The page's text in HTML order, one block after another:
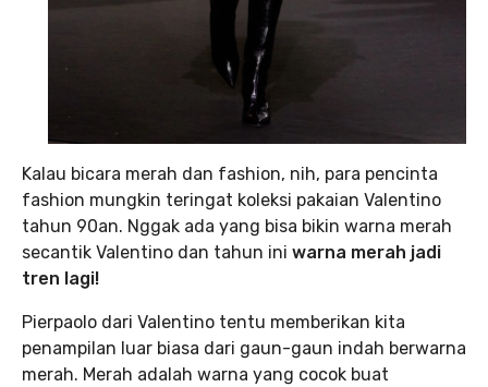
Kalau bicara merah dan fashion, nih, para pencinta
fashion mungkin teringat koleksi pakaian Valentino
tahun 90an. Nggak ada yang bisa bikin warna merah
secantik Valentino dan tahun ini warna merah jadi
tren lagi!
Pierpaolo dari Valentino tentu memberikan kita
penampilan luar biasa dari gaun-gaun indah berwarna
merah. Merah adalah warna yang cocok buat